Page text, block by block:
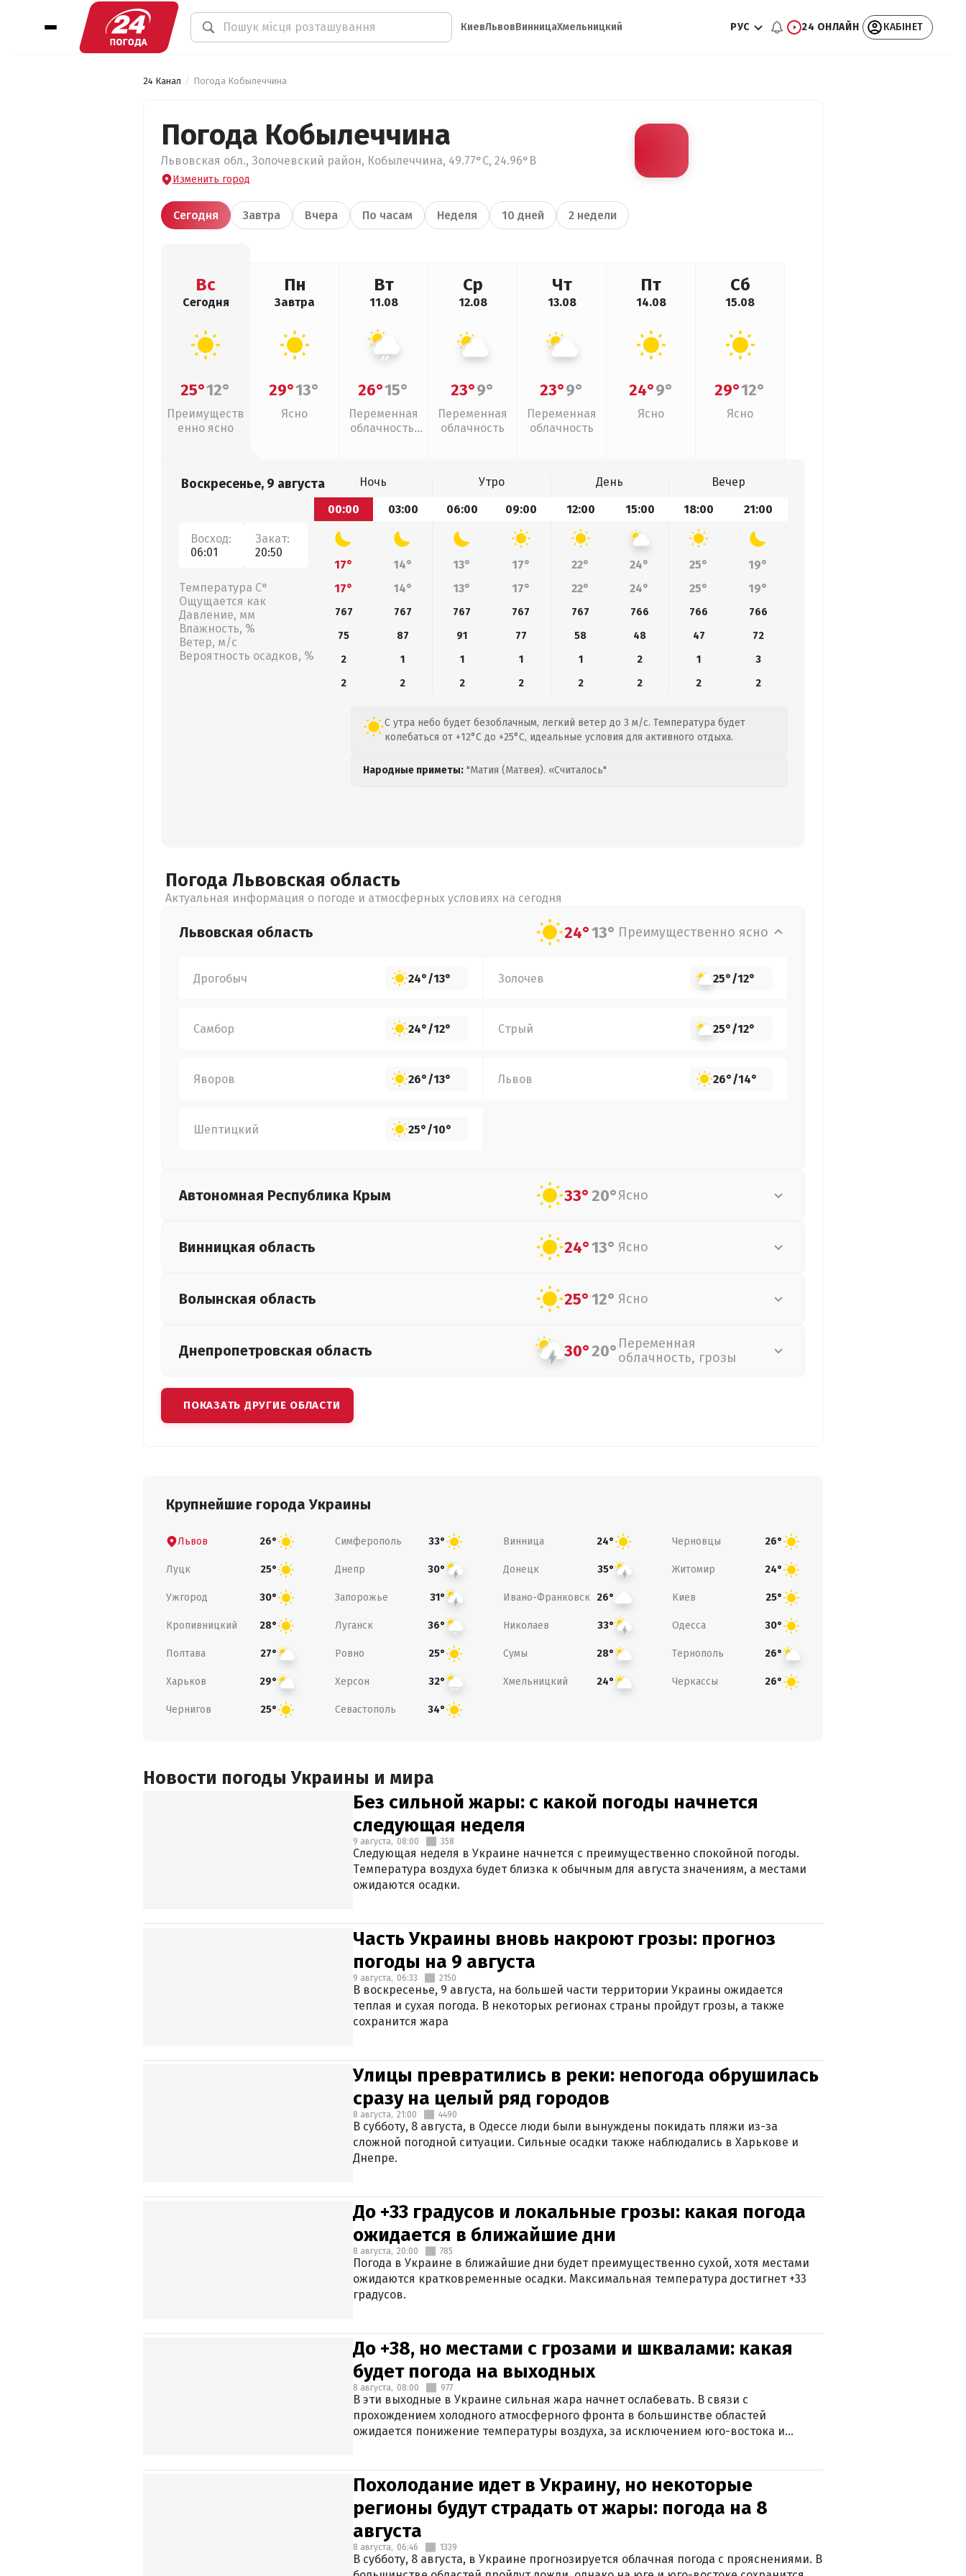
КиевЛьвовВинницаХмельницкий РУС 24 ОНЛАЙН КАБІНЕТ
24 Канал Погода Кобылеччина
Погода Кобылеччина
Львовская обл., Золочевский район, Кобылеччина, 49.77°С, 24.96°В
Изменить город
Сегодня Завтра Вчера По часам Неделя 10 дней 2 недели
Вс
Сегодня
25°12°
Преимуществ
енно ясно
Пн
Завтра
29°13°
Ясно
Вт
11.08
26°15°
Переменная
облачность,
Ср
12.08
23°9°
Переменная
облачность
Чт
13.08
23°9°
Переменная
облачность
Пт
14.08
24°9°
Ясно
Сб
15.08
29°12°
Ясно
Воскресенье, 9 августа
Восход:
06:01
Закат:
20:50
Температура С°
Ощущается как
Давление, мм
Влажность, %
Ветер, м/с
Вероятность осадков, %
Ночь Утро День
Вечер
00:00
03:00 06:00 09:00 12:00 15:00 18:00 21:00
17° 14° 13° 17° 22° 24° 25°
19°
17°
14° 13° 17° 22° 24° 25° 19°
767 767 767 767 767 766 766
766
75
87 91 77 58 48 47
72
2
1 1 1 1 2 1
3
2
2 2 2 2 2 2 2
С утра небо будет безоблачным, легкий ветер до 3 м/с. Температура будет
колебаться от +12°C до +25°C, идеальные условия для активного отдыха.
Народные приметы: "Матия (Матвея). «Считалось"
Погода Львовская область
Актуальная информация о погоде и атмосферных условиях на сегодня
Львовская область 24°13° Преимущественно ясно
Дрогобыч 24°/13° Золочев 25°/12°
Самбор 24°/12° Стрый 25°/12°
Яворов 26°/13° Львов 26°/14°
Шептицкий 25°/10°
Автономная Республика Крым 33°20°Ясно
Винницкая область 24°13° Ясно
Волынская область 25°12° Ясно
Днепропетровская область 30°20° Переменная
облачность, грозы
ПОКАЗАТЬ ДРУГИЕ ОБЛАСТИ
Крупнейшие города Украины
Львов 26° Симферополь 33° Винница 24° Черновцы 26°
Луцк 25° Днепр 30° Донецк 35° Житомир 24°
Ужгород 30° Запорожье 31° Ивано-Франковск 26° Киев 25°
Кропивницкий 28° Луганск 36° Николаев 33° Одесса 30°
Полтава 27° Ровно 25° Сумы 28° Тернополь 26°
Харьков 29° Херсон 32° Хмельницкий 24° Черкассы 26°
Чернигов 25° Севастополь 34°
Новости погоды Украины и мира
Без сильной жары: с какой погоды начнется
следующая неделя
9 августа, 08:00 358
Следующая неделя в Украине начнется с преимущественно спокойной погоды.
Температура воздуха будет близка к обычным для августа значениям, а местами
ожидаются осадки.
Часть Украины вновь накроют грозы: прогноз
погоды на 9 августа
9 августа, 06:33 2150
В воскресенье, 9 августа, на большей части территории Украины ожидается
теплая и сухая погода. В некоторых регионах страны пройдут грозы, а также
сохранится жара
Улицы превратились в реки: непогода обрушилась
сразу на целый ряд городов
8 августа, 21:00 4490
В субботу, 8 августа, в Одессе люди были вынуждены покидать пляжи из-за
сложной погодной ситуации. Сильные осадки также наблюдались в Харькове и
Днепре.
До +33 градусов и локальные грозы: какая погода
ожидается в ближайшие дни
8 августа, 20:00 785
Погода в Украине в ближайшие дни будет преимущественно сухой, хотя местами
ожидаются кратковременные осадки. Максимальная температура достигнет +33
градусов.
До +38, но местами с грозами и шквалами: какая
будет погода на выходных
8 августа, 08:00 977
В эти выходные в Украине сильная жара начнет ослабевать. В связи с
прохождением холодного атмосферного фронта в большинстве областей
ожидается понижение температуры воздуха, за исключением юго-востока и
Похолодание идет в Украину, но некоторые
регионы будут страдать от жары: погода на 8
августа
8 августа, 06:46 1339
В субботу, 8 августа, в Украине прогнозируется облачная погода с прояснениями. В